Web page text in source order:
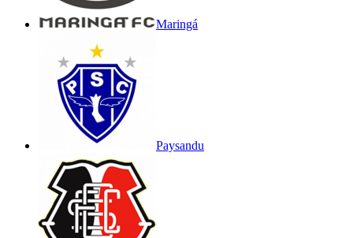
Maringá
Paysandu